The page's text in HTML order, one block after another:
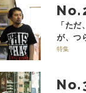
No.
「ただ
が、つ
特集
No.